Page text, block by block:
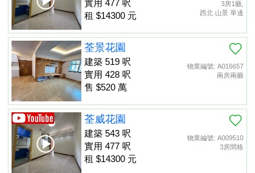
3房1廳,
西北 山景 單邊
實用 477 呎
租 $14300 元
物業編號: A016657
兩房兩廳
荃景花園
建築 519 呎
實用 428 呎
售 $520 萬
物業編號: A009510
3房間格
荃威花園
建築 543 呎
實用 477 呎
租 $14300 元